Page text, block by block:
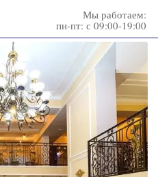
Мы работаем:
пн-пт: с 09:00-19:00